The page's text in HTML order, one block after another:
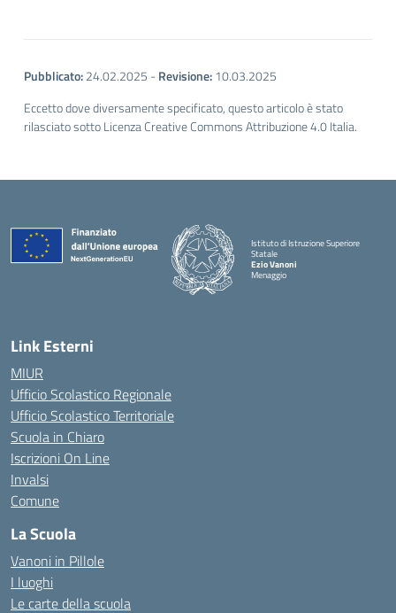
Pubblicato:24.02.2025 -Revisione:10.03.2025
Eccetto dove diversamente specificato, questo articolo è stato
rilasciato sotto Licenza Creative Commons Attribuzione 4.0 Italia.
Istituto di Istruzione Superiore
Statale
Ezio Vanoni
Menaggio
— Visita la pagina iniziale della scuola
Link Esterni
MIUR
Ufficio Scolastico Regionale
Ufficio Scolastico Territoriale
Scuola in Chiaro
Iscrizioni On Line
Invalsi
Comune
La Scuola
Vanoni in Pillole
I luoghi
Le carte della scuola